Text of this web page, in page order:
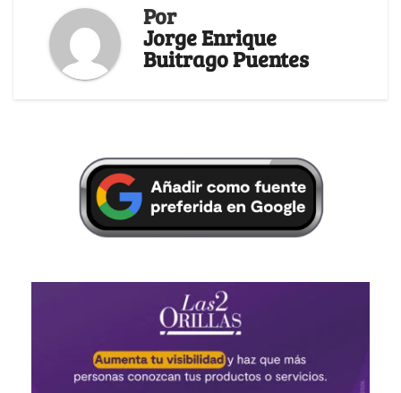
Por
Jorge Enrique
Buitrago Puentes